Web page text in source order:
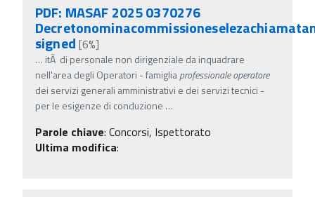
PDF: MASAF 2025 0370276
signed [6%]
… itÃ di personale non dirigenziale da inquadrare
nell'area degli Operatori - famigliaprofessionaleoperatore
dei servizi generali amministrativi e dei servizi tecnici -
per le esigenze di conduzione …
Parole chiave: Concorsi, Ispettorato
Ultima modifica: